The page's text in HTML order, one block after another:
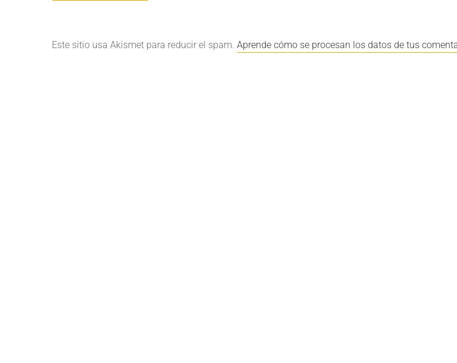
Este sitio usa Akismet para reducir el spam. Aprende cómo se procesan los datos de tus